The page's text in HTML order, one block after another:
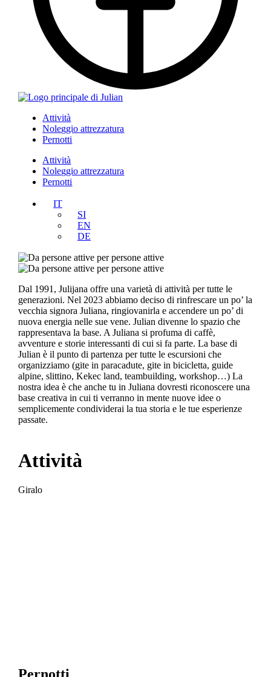
Attività
Noleggio attrezzatura
Pernotti
Attività
Noleggio attrezzatura
Pernotti
IT
SI
EN
DE
Dal 1991, Julijana offre una varietà di attività per tutte le
generazioni. Nel 2023 abbiamo deciso di rinfrescare un po’ la
vecchia signora Juliana, ringiovanirla e accendere un po’ di
nuova energia nelle sue vene. Julian divenne lo spazio che
rappresentava la base. A Juliana si profuma di caffè,
avventure e storie interessanti di cui si fa parte. La base di
Julian è il punto di partenza per tutte le escursioni che
organizziamo (gite in paracadute, gite in bicicletta, guide
alpine, slittino, Kekec land, teambuilding, workshop…) La
nostra idea è che anche tu in Juliana dovresti riconoscere una
base creativa in cui ti verranno in mente nuove idee o
semplicemente condividerai la tua storia e le tue esperienze
passate.
Attività
Giralo
che farà in modo che il sangue circoli più velocemente nelle
vene. Da più adrenalinica, a piacevolmente casual…
importante. Ogni buona giornata finisce e inizia con una